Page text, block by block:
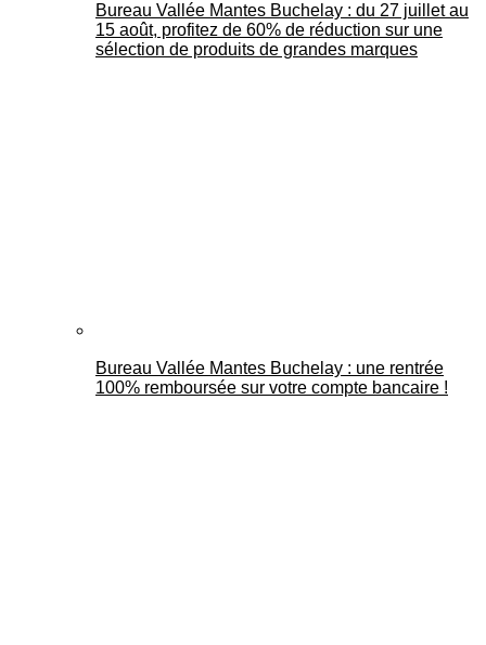
Bureau Vallée Mantes Buchelay : du 27 juillet au
15 août, profitez de 60% de réduction sur une
sélection de produits de grandes marques
Bureau Vallée Mantes Buchelay : une rentrée
100% remboursée sur votre compte bancaire !